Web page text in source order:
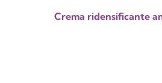
Crema ridensificante